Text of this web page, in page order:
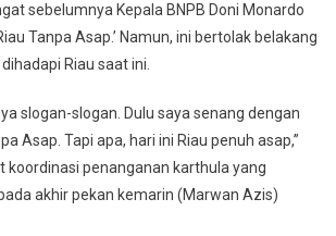
sebelumnya Kepala BNPB Doni Monardo
Tanpa Asap.’ Namun, ini bertolak belakang
Riau saat ini.
slogan-slogan. Dulu saya senang dengan
Asap. Tapi apa, hari ini Riau penuh asap,”
koordinasi penanganan karthula yang
akhir pekan kemarin (Marwan Azis)